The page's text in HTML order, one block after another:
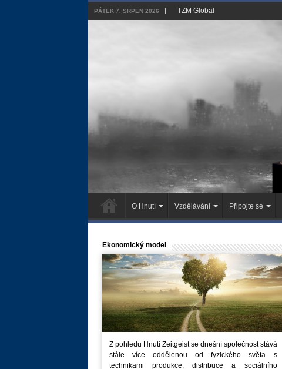
PÁTEK 7. SRPEN 2026 TZM Global
O Hnutí Vzdělávání Připojte se
Ekonomický model
Z pohledu Hnutí Zeitgeist se dnešní společnost stává
stále více oddělenou od fyzického světa s
technikami produkce, distribuce a sociálního